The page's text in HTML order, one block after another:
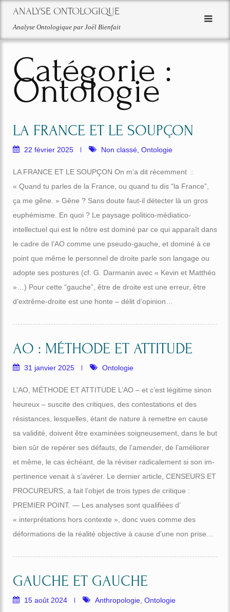
ANALYSE ONTOLOGIQUE
Analyse Ontologique par Joël Bienfait
Catégorie :
Ontologie
LA FRANCE ET LE SOUPÇON
22 février 2025 Non classé Ontologie
LA FRANCE ET LE SOUPÇON On m’a dit récemment :
« Quand tu parles de la France, ou quand tu dis “la France”,
ça me gêne. » Gêne ? Sans doute faut-il détecter là un gros
euphémisme. En quoi ? Le paysage politico-médiatico-
intellectuel qui est le nôtre est dominé par ce qui apparaît dans
le cadre de l’AO comme une pseudo-gauche, et dominé à ce
point que même le personnel de droite parle son langage ou
adopte ses postures (cf. G. Darmanin avec « Kevin et Matthéo
»…) Pour cette “gauche”, être de droite est une erreur, être
d’extrême-droite est une honte – délit d’opinion…
AO : MÉTHODE ET ATTITUDE
31 janvier 2025 Ontologie
L’AO, MÉTHODE ET ATTITUDE L’AO – et c’est légitime sinon
heureux – suscite des critiques, des contestations et des
résistances, lesquelles, étant de nature à remettre en cause
sa validité, doivent être examinées soigneusement, dans le but
bien sûr de repérer ses défauts, de l’amender, de l’améliorer
et même, le cas échéant, de la réviser radicalement si son im-
pertinence venait à s’avérer. Le dernier article, CENSEURS ET
PROCUREURS, a fait l’objet de trois types de critique :
PREMIER POINT. — Les analyses sont qualifiées d’
« interprétations hors contexte », donc vues comme des
déformations de la réalité objective à cause d’une non prise…
GAUCHE ET GAUCHE
15 août 2024 Anthropologie Ontologie